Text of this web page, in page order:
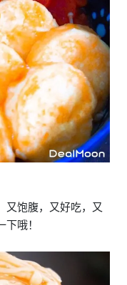
又饱腹，又好吃，又
哦！